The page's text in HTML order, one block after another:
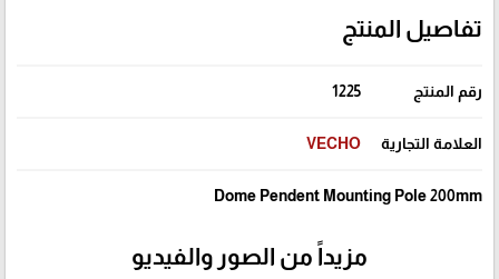
تفاصيل المنتج
رقم المنتج 1225
العلامة التجارية VECHO
Dome Pendent Mounting Pole 200mm
مزيداً من الصور والفيديو